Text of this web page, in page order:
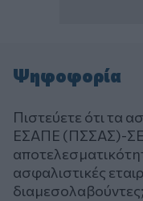
Ψηφοφορία
Πιστεύετε ότι τα
ΕΣΑΠΕ (ΠΣΣΑΣ)-
ασφαλιστικές
διαμεσολαβούντες;